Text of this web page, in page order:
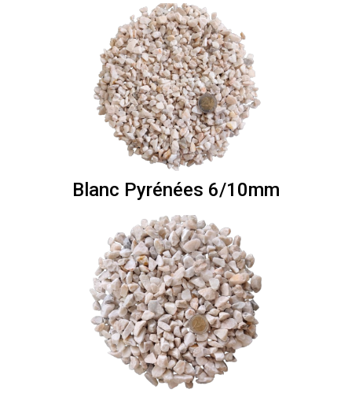
Blanc Pyrénées 6/10mm